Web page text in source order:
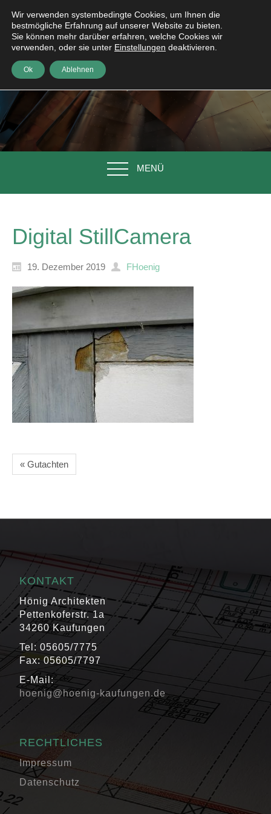
MENÜ
Digital StillCamera
19. Dezember 2019 FHoenig
« Gutachten
KONTAKT
Hönig Architekten
Pettenkoferstr. 1a
34260 Kaufungen
Tel: 05605/7775
Fax: 05605/7797
E-Mail:
hoenig@hoenig-kaufungen.de
RECHTLICHES
Impressum
Datenschutz
Wir verwenden systembedingte Cookies, um Ihnen die
bestmögliche Erfahrung auf unserer Website zu bieten.
Sie können mehr darüber erfahren, welche Cookies wir
verwenden, oder sie unter Einstellungen deaktivieren.
Ok Ablehnen